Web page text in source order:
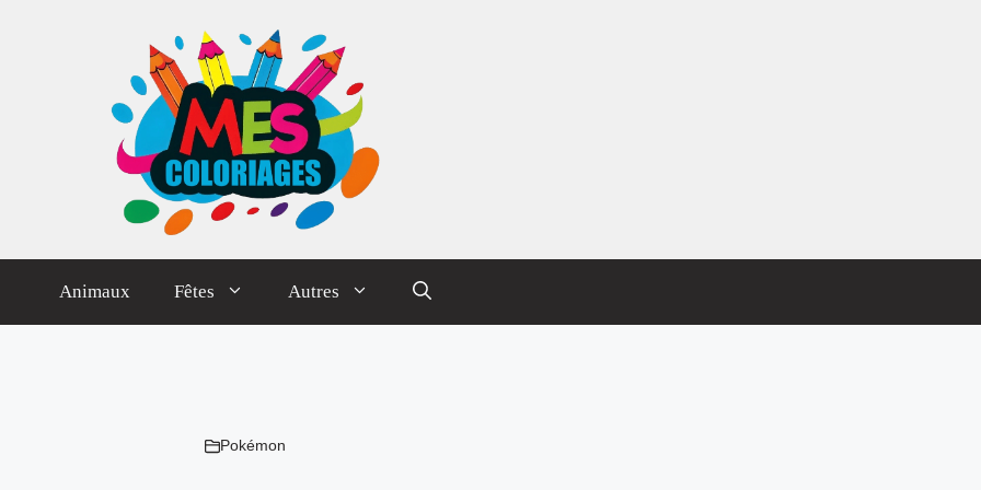
Animaux Fêtes Autres
Pokémon